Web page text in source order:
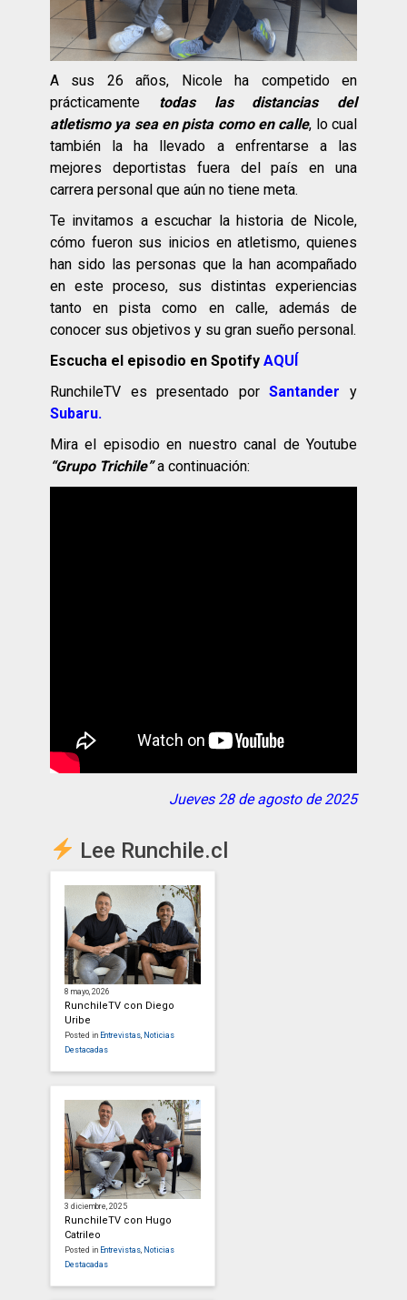
A sus 26 años, Nicole ha competido en
prácticamente todas las distancias del
atletismo ya sea en pista como en calle, lo cual
también la ha llevado a enfrentarse a las
mejores deportistas fuera del país en una
carrera personal que aún no tiene meta.
Te invitamos a escuchar la historia de Nicole,
cómo fueron sus inicios en atletismo, quienes
han sido las personas que la han acompañado
en este proceso, sus distintas experiencias
tanto en pista como en calle, además de
conocer sus objetivos y su gran sueño personal.
Escucha el episodio en Spotify AQUÍ
RunchileTV es presentado porSantander y
Subaru.
Mira el episodio en nuestro canal de Youtube
“Grupo Trichile”a continuación:
Jueves 28 de agosto de 2025
Lee Runchile.cl
8 mayo, 2026
RunchileTV con Diego
Uribe
Posted in Entrevistas, Noticias
Destacadas
3 diciembre, 2025
RunchileTV con Hugo
Catrileo
Posted in Entrevistas, Noticias
Destacadas